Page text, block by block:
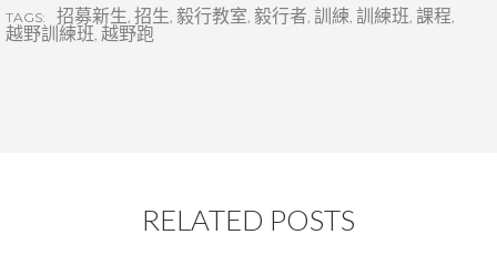
TAGS: 招募新生, 招生, 毅行教室, 毅行者, 訓練, 訓練班, 課程,
越野訓練班, 越野跑
RELATED POSTS